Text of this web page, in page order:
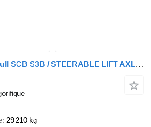
Schmitz Cargobull SCB S3B / STEERABLE LIFT AXLES
29 210 kg